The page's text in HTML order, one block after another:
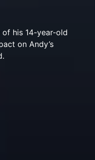
his 14-year-old
on Andy’s